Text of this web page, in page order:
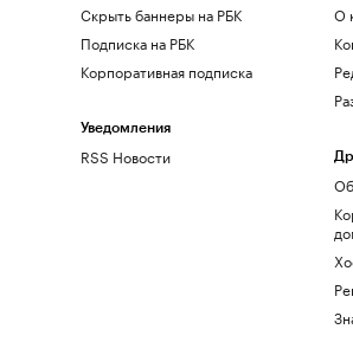
Скрыть баннеры на РБК
Подписка на РБК
Корпоративная подписка
Уведомления
RSS Новости
О